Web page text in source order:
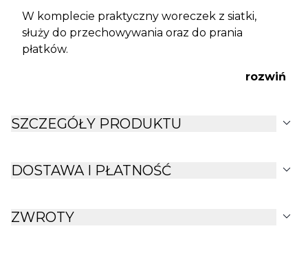
W komplecie praktyczny woreczek z siatki,
służy do przechowywania oraz do prania
płatków.
rozwiń
SZCZEGÓŁY PRODUKTU expand_more
DOSTAWA I PŁATNOŚĆ expand_more
ZWROTY expand_more